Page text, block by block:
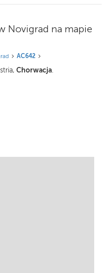
Novigrad na mapie
AC642
Chorwacja